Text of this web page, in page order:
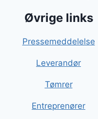
Øvrige links
Pressemeddelelse
Leverandør
Tømrer
Entreprenører